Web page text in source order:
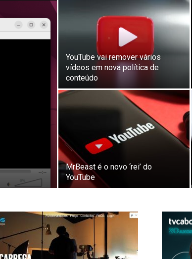
YouTube vai remover vários
vídeos em nova política de
conteúdo
MrBeast é o novo ‘rei’ do
YouTube